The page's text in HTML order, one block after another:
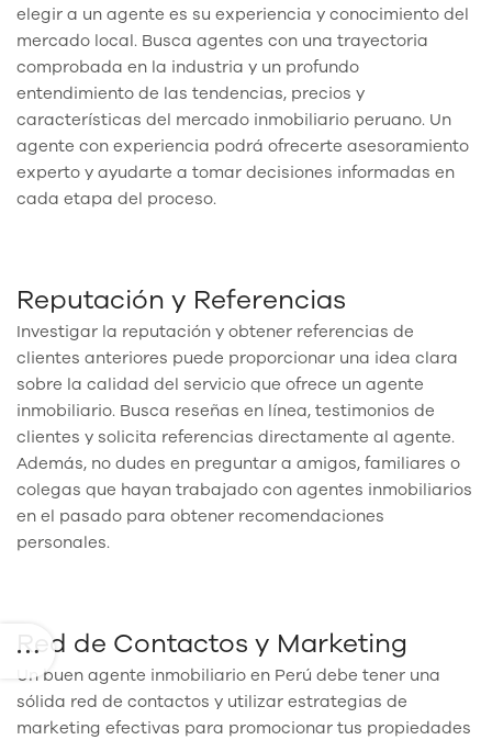
elegir a un agente es su experiencia y conocimiento del
mercado local. Busca agentes con una trayectoria
comprobada en la industria y un profundo
entendimiento de las tendencias, precios y
características del mercado inmobiliario peruano. Un
agente con experiencia podrá ofrecerte asesoramiento
experto y ayudarte a tomar decisiones informadas en
cada etapa del proceso.
Reputación y Referencias
Investigar la reputación y obtener referencias de
clientes anteriores puede proporcionar una idea clara
sobre la calidad del servicio que ofrece un agente
inmobiliario. Busca reseñas en línea, testimonios de
clientes y solicita referencias directamente al agente.
Además, no dudes en preguntar a amigos, familiares o
colegas que hayan trabajado con agentes inmobiliarios
en el pasado para obtener recomendaciones
personales.
Red de Contactos y Marketing
Un buen agente inmobiliario en Perú debe tener una
sólida red de contactos y utilizar estrategias de
marketing efectivas para promocionar tus propiedades